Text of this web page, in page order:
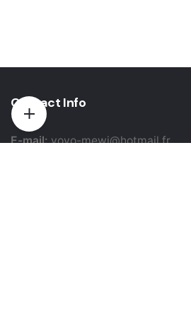
Contact Info
E-mail:yovo-mewi@hotmail.fr